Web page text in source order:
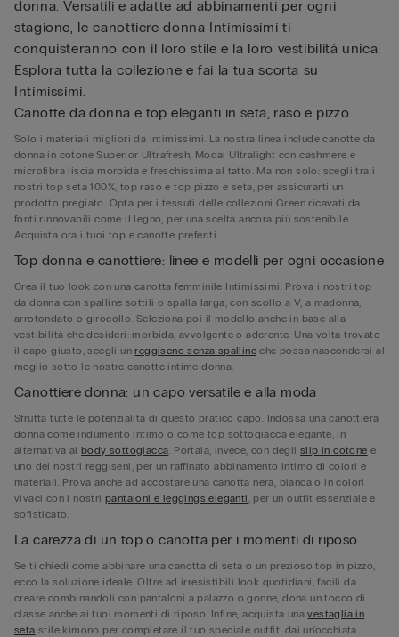
donna. Versatili e adatte ad abbinamenti per ogni
stagione, le canottiere donna Intimissimi ti
conquisteranno con il loro stile e la loro vestibilità unica.
Esplora tutta la collezione e fai la tua scorta su
Intimissimi.
Canotte da donna e top eleganti in seta, raso e pizzo
Solo i materiali migliori da Intimissimi. La nostra linea include canotte da
donna in cotone Superior Ultrafresh, Modal Ultralight con cashmere e
microfibra liscia morbida e freschissima al tatto. Ma non solo: scegli tra i
nostri top seta 100%, top raso e top pizzo e seta, per assicurarti un
prodotto pregiato. Opta per i tessuti delle collezioni Green ricavati da
fonti rinnovabili come il legno, per una scelta ancora più sostenibile.
Acquista ora i tuoi top e canotte preferiti.
Top donna e canottiere: linee e modelli per ogni occasione
Crea il tuo look con una canotta femminile Intimissimi. Prova i nostri top
da donna con spalline sottili o spalla larga, con scollo a V, a madonna,
arrotondato o girocollo. Seleziona poi il modello anche in base alla
vestibilità che desideri: morbida, avvolgente o aderente. Una volta trovato
il capo giusto, scegli unreggiseno senza spalline che possa nascondersi al
meglio sotto le nostre canotte intime donna.
Canottiere donna: un capo versatile e alla moda
Sfrutta tutte le potenzialità di questo pratico capo. Indossa una canottiera
donna come indumento intimo o come top sottogiacca elegante, in
alternativa aibody sottogiacca. Portala, invece, con deglislip in cotone e
uno dei nostri reggiseni, per un raffinato abbinamento intimo di colori e
materiali. Prova anche ad accostare una canotta nera, bianca o in colori
vivaci con i nostripantaloni e leggings eleganti, per un outfit essenziale e
sofisticato.
La carezza di un top o canotta per i momenti di riposo
Se ti chiedi come abbinare una canotta di seta o un prezioso top in pizzo,
ecco la soluzione ideale. Oltre ad irresistibili look quotidiani, facili da
creare combinandoli con pantaloni a palazzo o gonne, dona un tocco di
classe anche ai tuoi momenti di riposo. Infine, acquista unavestaglia in
seta stile kimono per completare il tuo speciale outfit. dai un'occhiata